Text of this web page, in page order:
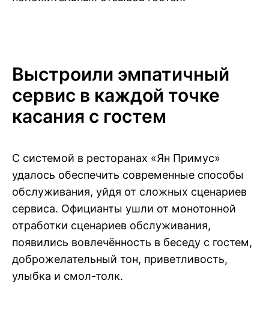
Выстроили эмпатичный
сервис в каждой точке
касания с гостем
С системой в ресторанах «Ян Примус»
удалось обеспечить современные способы
обслуживания, уйдя от сложных сценариев
сервиса. Официанты ушли от монотонной
отработки сценариев обслуживания,
появились вовлечённость в беседу с гостем,
доброжелательный тон, приветливость,
улыбка и смол-толк.